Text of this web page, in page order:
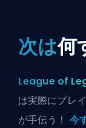
次は何
League of
は実際にプレ
が手伝う！ 今